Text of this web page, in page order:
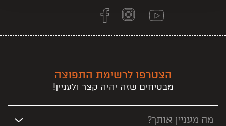
הצטרפו לרשימת התפוצה
מבטיחים שזה יהיה קצר ולעניין!
מה מעניין אותך?